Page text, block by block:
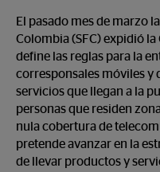
El pasado mes de marzo
Colombia (SFC) expidió
define las reglas para la
corresponsales móviles y
servicios que llegan a la
personas que residen
nula cobertura de
pretende avanzar en la
de llevar productos y